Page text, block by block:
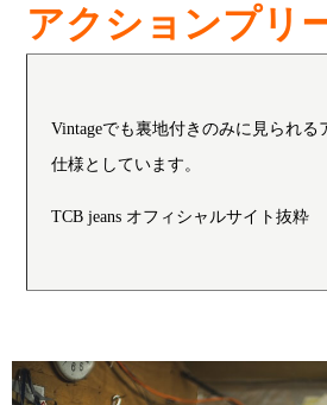
アクションプリ
Vintageでも裏地付きのみに見られる
仕様としています。
TCB jeans オフィシャルサイト抜粋